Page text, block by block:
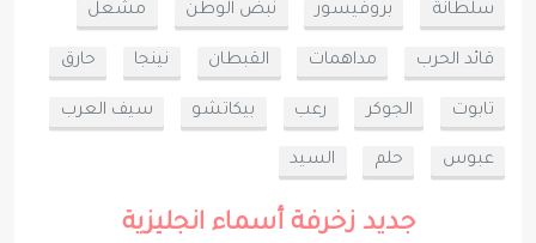
سلطانة بروفيسور نبض الوطن مشعل
قائد الحرب مداهمات القبطان نينجا حارق
تابوت الجوكر رعب بيكاتشو سيف العرب
عبوس حلم السيد
جديد زخرفة أسماء انجليزية